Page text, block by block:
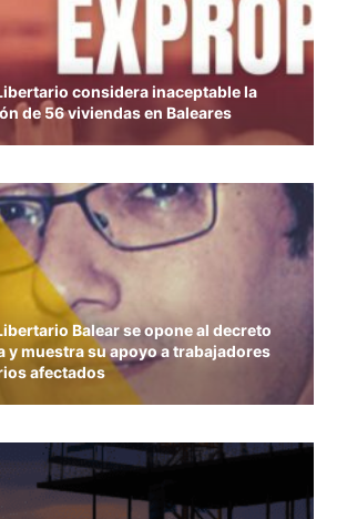
considera inaceptable la
de 56 viviendas en Baleares
Balear se opone al decreto
y muestra su apoyo a trabajadores
afectados